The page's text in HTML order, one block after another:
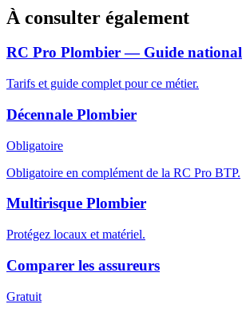
À consulter également
RC Pro Plombier — Guide national
Tarifs et guide complet pour ce métier.
Décennale Plombier
Obligatoire
Obligatoire en complément de la RC Pro BTP.
Multirisque Plombier
Protégez locaux et matériel.
Comparer les assureurs
Gratuit